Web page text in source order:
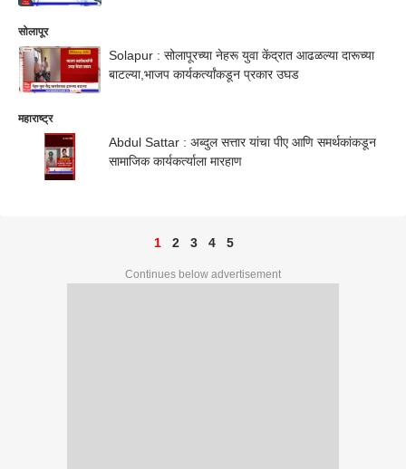
सोलापूर
Solapur : सोलापूरच्या नेहरू युवा केंद्रात आढळल्या दारूच्या
बाटल्या,भाजप कार्यकर्त्यांकडून प्रकार उघड
महाराष्ट्र
Abdul Sattar : अब्दुल सत्तार यांचा पीए आणि समर्थकांकडून
सामाजिक कार्यकर्त्याला मारहाण
1 2 3 4 5
Continues below advertisement